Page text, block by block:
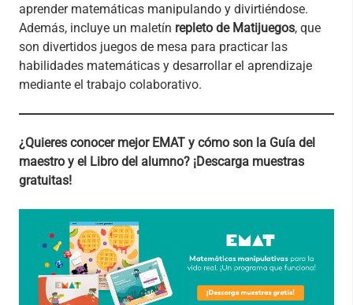
aprender matemáticas manipulando y divirtiéndose.
Además, incluye un maletín repleto de Matijuegos, que
son divertidos juegos de mesa para practicar las
habilidades matemáticas y desarrollar el aprendizaje
mediante el trabajo colaborativo.
¿Quieres conocer mejor EMAT y cómo son la Guía del
maestro y el Libro del alumno? ¡Descarga muestras
gratuitas!